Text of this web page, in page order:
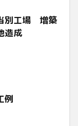
別工場 増築
成
例